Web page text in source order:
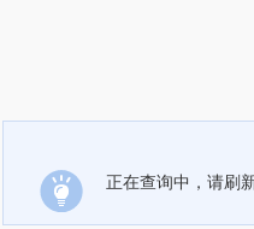
正在查询中，请刷